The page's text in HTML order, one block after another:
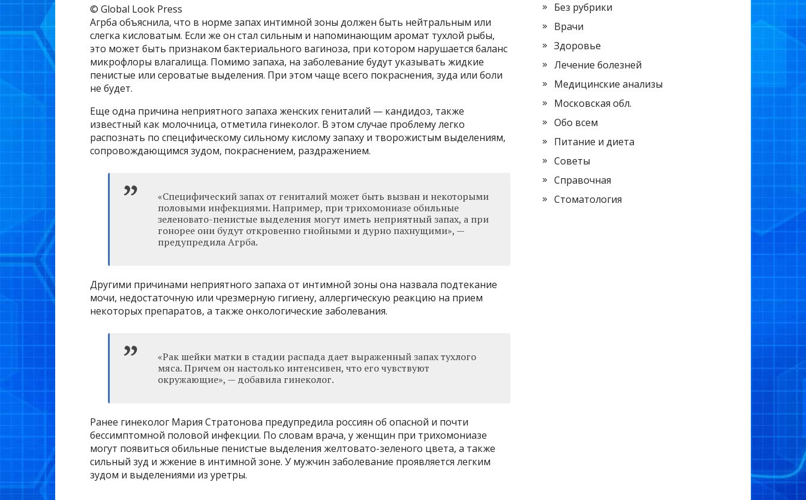
© Global Look Press
Агрба объяснила, что в норме запах интимной зоны должен быть нейтральным или
слегка кисловатым. Если же он стал сильным и напоминающим аромат тухлой рыбы,
это может быть признаком бактериального вагиноза, при котором нарушается баланс
микрофлоры влагалища. Помимо запаха, на заболевание будут указывать жидкие
пенистые или сероватые выделения. При этом чаще всего покраснения, зуда или боли
не будет.
Еще одна причина неприятного запаха женских гениталий — кандидоз, также
известный как молочница, отметила гинеколог. В этом случае проблему легко
распознать по специфическому сильному кислому запаху и творожистым выделениям,
сопровождающимся зудом, покраснением, раздражением.
«Специфический запах от гениталий может быть вызван и некоторыми
половыми инфекциями. Например, при трихомониазе обильные
зеленовато-пенистые выделения могут иметь неприятный запах, а при
гонорее они будут откровенно гнойными и дурно пахнущими», —
предупредила Агрба.
Другими причинами неприятного запаха от интимной зоны она назвала подтекание
мочи, недостаточную или чрезмерную гигиену, аллергическую реакцию на прием
некоторых препаратов, а также онкологические заболевания.
«Рак шейки матки в стадии распада дает выраженный запах тухлого
мяса. Причем он настолько интенсивен, что его чувствуют
окружающие», — добавила гинеколог.
Ранее гинеколог Мария Стратонова предупредила россиян об опасной и почти
бессимптомной половой инфекции. По словам врача, у женщин при трихомониазе
могут появиться обильные пенистые выделения желтовато-зеленого цвета, а также
сильный зуд и жжение в интимной зоне. У мужчин заболевание проявляется легким
зудом и выделениями из уретры.
Без рубрики
Врачи
Здоровье
Лечение болезней
Медицинские анализы
Московская обл.
Обо всем
Питание и диета
Советы
Справочная
Стоматология